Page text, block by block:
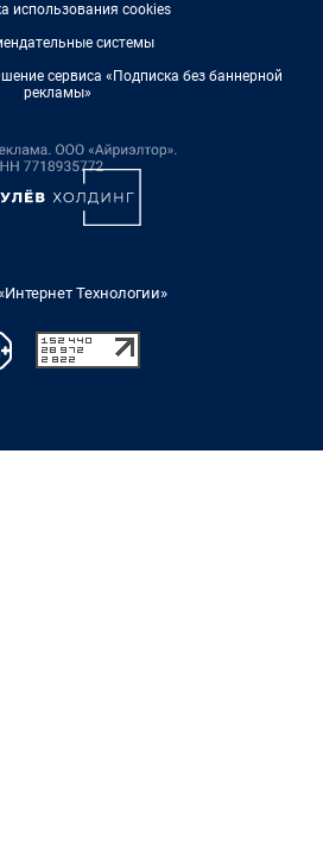
использования cookies
системы
сервиса «Подписка без баннерной
рекламы»
Технологии»